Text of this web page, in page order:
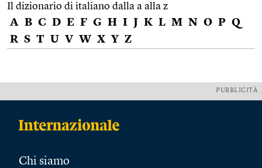
Il dizionario di italiano dalla a alla z
A B C D E F G H I J K L M N O P Q
R S T U V W X Y Z
PUBBLICITÀ
Chi siamo